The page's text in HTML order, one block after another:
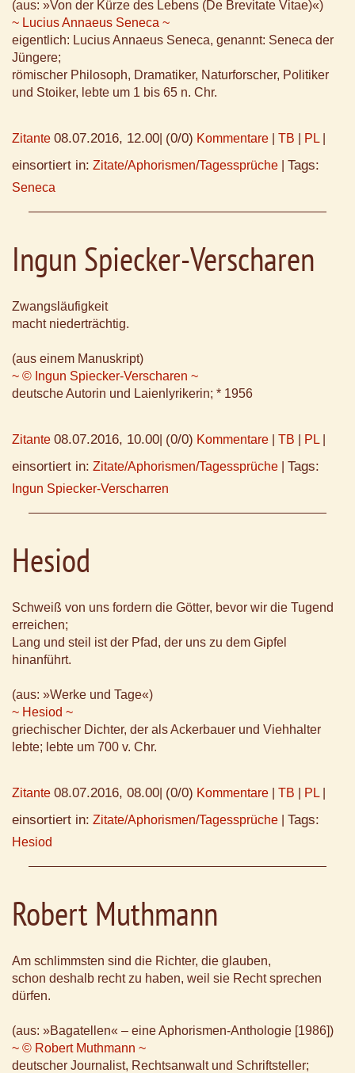
(aus: »Von der Kürze des Lebens (De Brevitate Vitae)«)
~ Lucius Annaeus Seneca ~
eigentlich: Lucius Annaeus Seneca, genannt: Seneca der
Jüngere;
römischer Philosoph, Dramatiker, Naturforscher, Politiker
und Stoiker, lebte um 1 bis 65 n. Chr.
Zitante 08.07.2016, 12.00 (0/0) Kommentare TB PL
einsortiert in: Zitate/Aphorismen/Tagessprüche Tags:
Seneca
Ingun Spiecker-Verscharen
Zwangsläufigkeit
macht niederträchtig.
(aus einem Manuskript)
~ © Ingun Spiecker-Verscharen ~
deutsche Autorin und Laienlyrikerin; * 1956
Zitante 08.07.2016, 10.00 (0/0) Kommentare TB PL
einsortiert in: Zitate/Aphorismen/Tagessprüche Tags:
Ingun Spiecker-Verscharren
Hesiod
Schweiß von uns fordern die Götter, bevor wir die Tugend
erreichen;
Lang und steil ist der Pfad, der uns zu dem Gipfel
hinanführt.
(aus: »Werke und Tage«)
~ Hesiod ~
griechischer Dichter, der als Ackerbauer und Viehhalter
lebte; lebte um 700 v. Chr.
Zitante 08.07.2016, 08.00 (0/0) Kommentare TB PL
einsortiert in: Zitate/Aphorismen/Tagessprüche Tags:
Hesiod
Robert Muthmann
Am schlimmsten sind die Richter, die glauben,
schon deshalb recht zu haben, weil sie Recht sprechen
dürfen.
(aus: »Bagatellen« – eine Aphorismen-Anthologie [1986])
~ © Robert Muthmann ~
deutscher Journalist, Rechtsanwalt und Schriftsteller;